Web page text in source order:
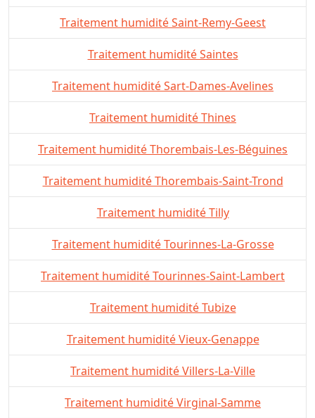
Traitement humidité Saint-Remy-Geest
Traitement humidité Saintes
Traitement humidité Sart-Dames-Avelines
Traitement humidité Thines
Traitement humidité Thorembais-Les-Béguines
Traitement humidité Thorembais-Saint-Trond
Traitement humidité Tilly
Traitement humidité Tourinnes-La-Grosse
Traitement humidité Tourinnes-Saint-Lambert
Traitement humidité Tubize
Traitement humidité Vieux-Genappe
Traitement humidité Villers-La-Ville
Traitement humidité Virginal-Samme